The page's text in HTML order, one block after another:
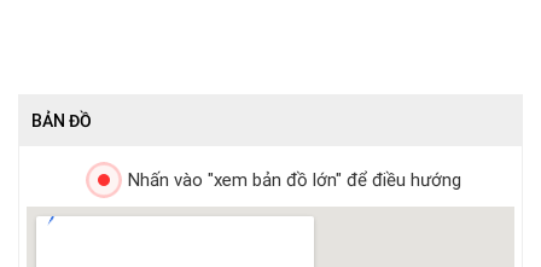
BẢN ĐỒ
Nhấn vào "xem bản đồ lớn" để điều hướng